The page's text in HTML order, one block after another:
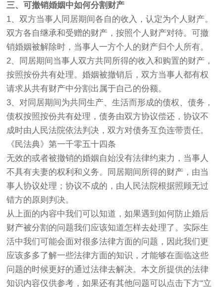
三、可撤销婚姻中如何分割财产
1、双方当事人同居期间各自的收入，认定为个人财产。
双方各自继承和受赠的财产，按照个人财产对待。可撤
销婚姻被解除时，当事人一方个人的财产归个人所有。
2、同居期间当事人双方共同所得的收入和购置的财产，
按照按份共有处理。婚姻被撤销后，双方当事人都有权
请求从共有财产中分割出属于自己的份额。
3、对同居期间为共同生产、生活而形成的债权、债务，
债权按照按份共有处理，债务由双方协议偿还，协议不
成时由人民法院依法判决，双方对债务互负连带责任。
《民法典》第一千零五十四条
无效的或者被撤销的婚姻自始没有法律约束力，当事人
不具有夫妻的权利和义务。同居期间所得的财产，由当
事人协议处理；协议不成的，由人民法院根据照顾无过
错方的原则判决。
从上面的内容中我们可以知道，如果遇到如何防止婚后
财产被分割的问题我们应该知道怎样去处理了。实际生
活中我们可能会面对很多法律方面的问题，因此我们更
应该多多了解一些法律方面的知识，才能够在面临这些
问题的时候更好的通过法律去解决。本文所提供的法律
知识内容仅供参考，如果还有其他问题可以点击下方“立